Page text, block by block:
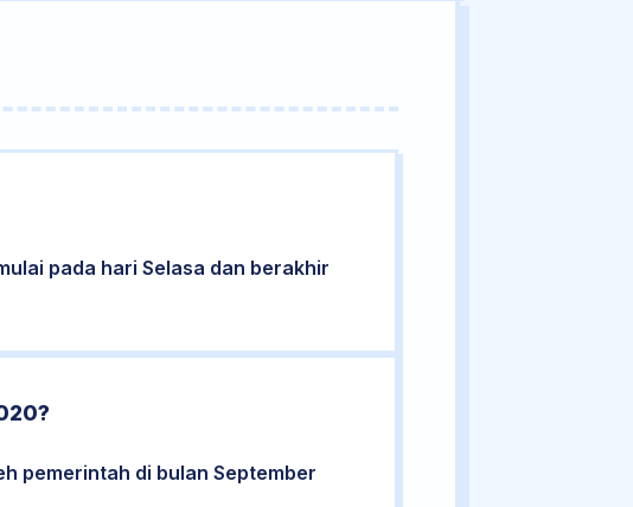
pada hari Selasa dan berakhir
pemerintah di bulan September